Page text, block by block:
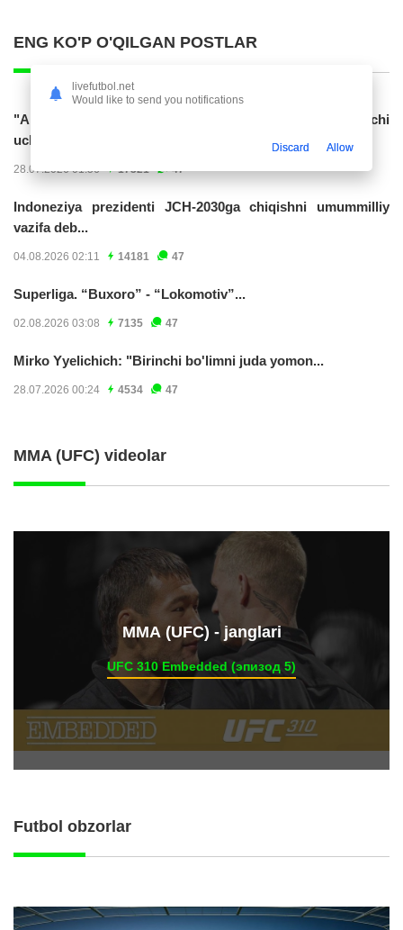
ENG KO'P O'QILGAN POSTLAR
"Al Hilol" O'zbekiston terma jamoasiga gol urgan hujumchi
uchun 70 mln. evro taklif...
28.07.2026 01:56 17321 47
Indoneziya prezidenti JCH-2030ga chiqishni umummilliy
vazifa deb...
04.08.2026 02:11 14181 47
Superliga. “Buxoro” - “Lokomotiv”...
02.08.2026 03:08 7135 47
Mirko Yyelichich: "Birinchi bo'limni juda yomon...
28.07.2026 00:24 4534 47
MMA (UFC) videolar
ММА (UFC) - janglari
UFC 310 Embedded (эпизод 5)
Futbol obzorlar
livefutbol.net
Would like to send you notifications
Discard Allow